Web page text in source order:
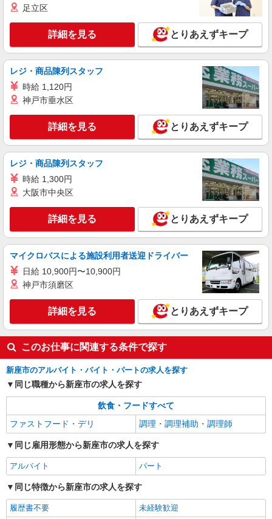
詳細を見る
すき家 新座道場店
すき家の店舗スタッフ（接客・調理・清掃な
イ1F
キープ 詳細を見る
アルバイト パート
かつ庵 新座馬場店
ホール・キッチンスタッフ（簡単な接客・調
理・清掃・など）
時給1150円 ※22:00以降：時給1438円 ※高校
埼玉県新座市馬場一丁目8番7号
キープ 詳細を見る
足立区
詳細を見る とりあえずキープ
レジ・商品陳列スタッフ
時給 1,120円
神戸市垂水区
詳細を見る とりあえずキープ
レジ・商品陳列スタッフ
時給 1,300円
大阪市中央区
詳細を見る とりあえずキープ
マイクロバスによる施設利用者送迎ドライバー
日給 10,900円〜10,900円
神戸市須磨区
詳細を見る とりあえずキープ
このお仕事に関連する条件で探す
新座市のアルバイト・バイト・パートの求人を探す
同じ職種から新座市の求人を探す
飲食・フードすべて
ファストフード・デリ
調理・調理補助・調理師
同じ雇用形態から新座市の求人を探す
アルバイト パート
同じ特徴から新座市の求人を探す
履歴書不要
未経験歓迎